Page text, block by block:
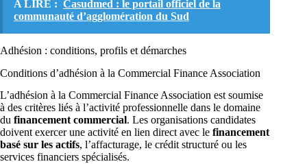
A LIRE : Casudmed : le portail officiel de la
communauté d’agglomération du Sud
Adhésion : conditions, profils et démarches
Conditions d’adhésion à la Commercial Finance Association
L’adhésion à la Commercial Finance Association est soumise
à des critères liés à l’activité professionnelle dans le domaine
du financement commercial. Les organisations candidates
doivent exercer une activité en lien direct avec le financement
basé sur les actifs, l’affacturage, le crédit structuré ou les
services financiers spécialisés.